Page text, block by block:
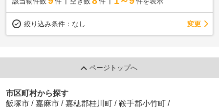
絞り込み条件： なし 変更
ページトップへ
市区町村から探す
飯塚市 / 嘉麻市 / 嘉穂郡桂川町 / 鞍手郡小竹町 /